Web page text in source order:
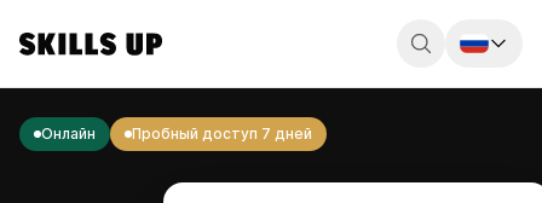
Онлайн Пробный доступ 7 дней